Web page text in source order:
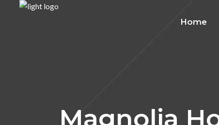
Home
Magnolia